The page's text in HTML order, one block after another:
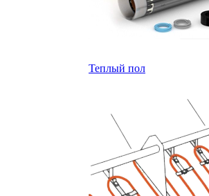
Теплый пол